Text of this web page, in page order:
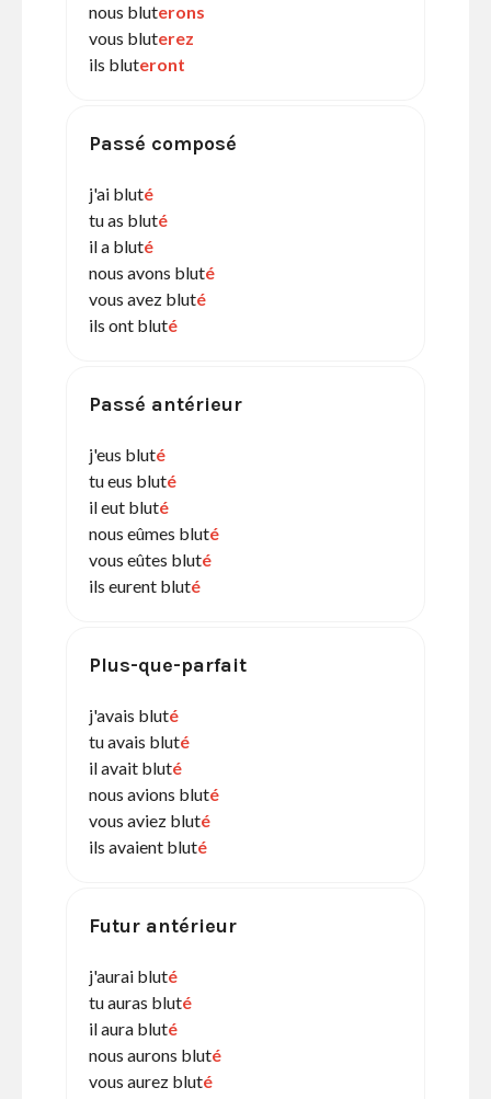
nous bluterons
vous bluterez
ils bluteront
Passé composé
j'ai bluté
tu as bluté
il a bluté
nous avons bluté
vous avez bluté
ils ont bluté
Passé antérieur
j'eus bluté
tu eus bluté
il eut bluté
nous eûmes bluté
vous eûtes bluté
ils eurent bluté
Plus-que-parfait
j'avais bluté
tu avais bluté
il avait bluté
nous avions bluté
vous aviez bluté
ils avaient bluté
Futur antérieur
j'aurai bluté
tu auras bluté
il aura bluté
nous aurons bluté
vous aurez bluté